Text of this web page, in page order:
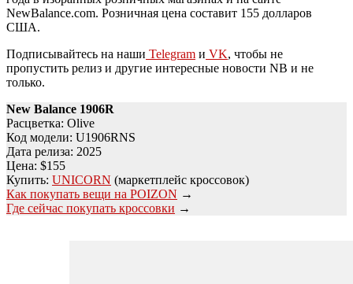
NewBalance.com. Розничная цена составит 155 долларов
США.
Подписывайтесь на наши Telegram и VK, чтобы не
пропустить релиз и другие интересные новости NB и не
только.
New Balance 1906R
Расцветка: Olive
Код модели: U1906RNS
Дата релиза: 2025
Цена: $155
Купить: UNICORN (маркетплейс кроссовок)
Как покупать вещи на POIZON →
Где сейчас покупать кроссовки →